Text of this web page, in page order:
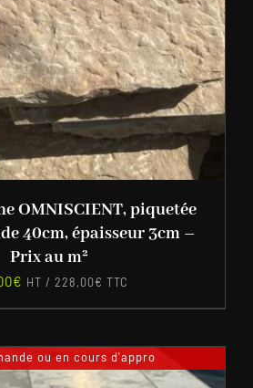
OMNISCIENT, piquetée
40cm, épaisseur 3cm –
Prix au m²
€ HT / 228,00€ TTC
ou en cours d'appro